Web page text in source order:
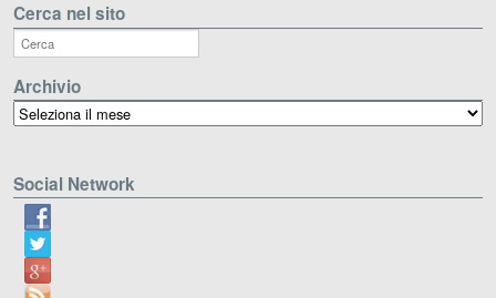
Cerca nel sito
Archivio
Archivio
Social Network